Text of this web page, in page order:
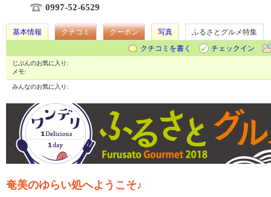
0997-52-6529
基本情報 クチコミ クーポン 写真
ふるさとグルメ特集
クチコミを書く
チェックイン
じぶんのお気に入り:
メモ:
みんなのお気に入り:
奄美のゆらい処へようこそ♪